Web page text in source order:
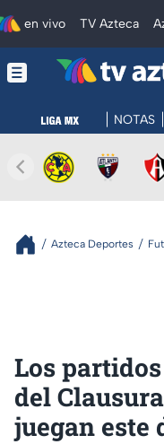
en vivo TV Azteca
NOTAS
Azteca Deportes
Los
del
juegan este